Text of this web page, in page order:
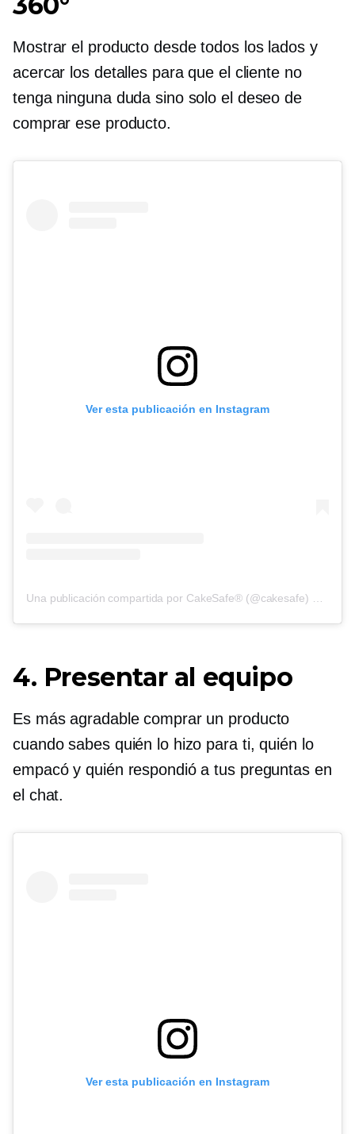
Mostrar el producto desde todos los lados y
acercar los detalles para que el cliente no
tenga ninguna duda sino solo el deseo de
comprar ese producto.
Ver esta publicación en Instagram
Una publicación compartida por CakeSafe® (@cakesafe)
4. Presentar al equipo
Es más agradable comprar un producto
cuando sabes quién lo hizo para ti, quién lo
empacó y quién respondió a tus preguntas en
el chat.
Ver esta publicación en Instagram